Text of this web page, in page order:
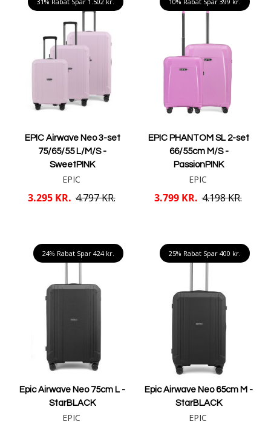
EPIC Airwave Neo 3-set
75/65/55 L/M/S -
SweetPINK
EPIC
3.295 KR. 4.797 KR.
EPIC PHANTOM SL 2-set
66/55cm M/S -
PassionPINK
EPIC
3.799 KR. 4.198 KR.
24% Rabat Spar 424 kr.
Epic Airwave Neo 75cm L -
StarBLACK
EPIC
25% Rabat Spar 400 kr.
Epic Airwave Neo 65cm M -
StarBLACK
EPIC